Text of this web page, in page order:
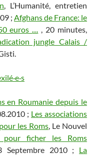
, L’Humanité, entretien
; Afghans de France: le
euros… , 20 minutes,
jungle Calais /
en Roumanie depuis le
; Les associations
les Roms, Le Nouvel
pour ficher les Roms
Septembre 2010 ; La